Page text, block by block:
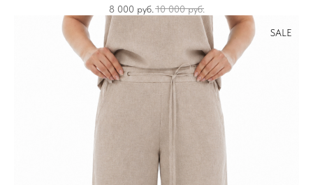
8 000 руб.10 000 руб.
SALE